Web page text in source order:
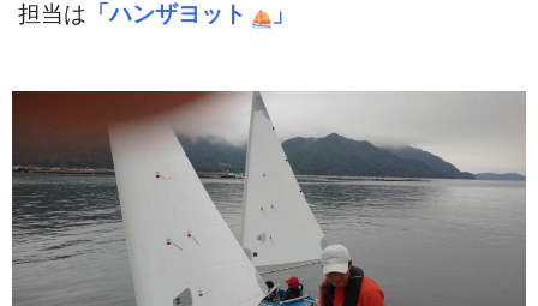
担当は 「ハンザヨット 」